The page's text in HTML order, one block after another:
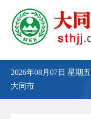
2026年08月07日 星期五
大同市